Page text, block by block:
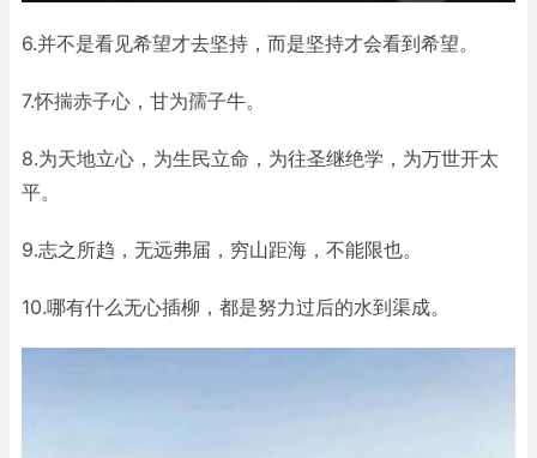
6.并不是看见希望才去坚持，而是坚持才会看到希望。
7.怀揣赤子心，甘为孺子牛。
8.为天地立心，为生民立命，为往圣继绝学，为万世开太
平。
9.志之所趋，无远弗届，穷山距海，不能限也。
10.哪有什么无心插柳，都是努力过后的水到渠成。